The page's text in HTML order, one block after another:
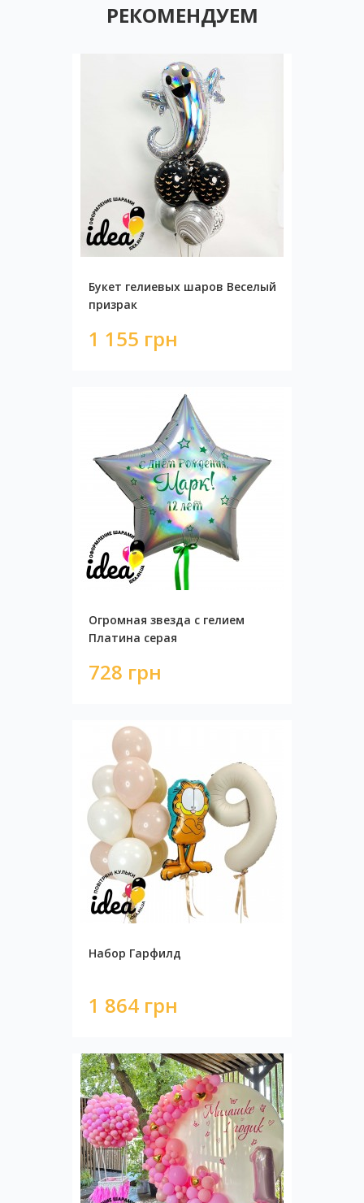
РЕКОМЕНДУЕМ
Букет гелиевых шаров Веселый
призрак
1 155 грн
Огромная звезда с гелием
Платина серая
728 грн
Набор Гарфилд
1 864 грн